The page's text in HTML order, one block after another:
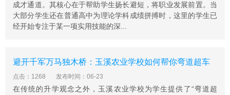
成才通道。其核心在于帮助学生扬长避短，将职业发展前置。当
大部分学生还在普通高中为理论学科成绩拼搏时，这里的学生已
经开始专注于某一项实用技能的深...
避开千军万马独木桥：玉溪农业学校如何帮你弯道超车
点击：1268 发布时间：06-23
在传统的升学观念之外，玉溪农业学校为学生提供了“弯道超